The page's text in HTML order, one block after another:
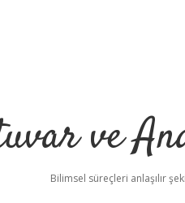
ve
Bilimsel süreçleri anlaşılır